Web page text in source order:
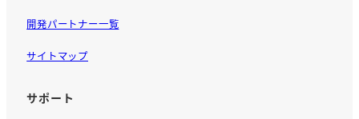
開発パートナー一覧
サイトマップ
サポート